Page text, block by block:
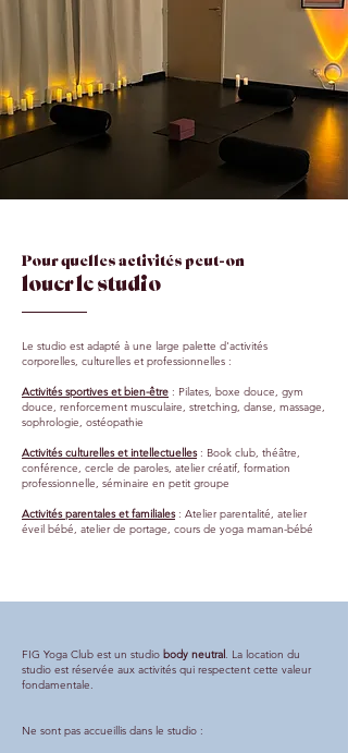
Pour quelles activités peut-on
louer le studio
Le studio est adapté à une large palette d'activités
corporelles, culturelles et professionnelles :
Activités sportives et bien-être : Pilates, boxe douce, gym
douce, renforcement musculaire, stretching, danse, massage,
sophrologie, ostéopathie
Activités culturelles et intellectuelles: Book club, théâtre,
conférence, cercle de paroles, atelier créatif, formation
professionnelle, séminaire en petit groupe
Activités parentales et familiales: Atelier parentalité, atelier
éveil bébé, atelier de portage, cours de yoga maman-bébé
FIG Yoga Club est un studio body neutral. La location du
studio est réservée aux activités qui respectent cette valeur
fondamentale.
Ne sont pas accueillis dans le studio :